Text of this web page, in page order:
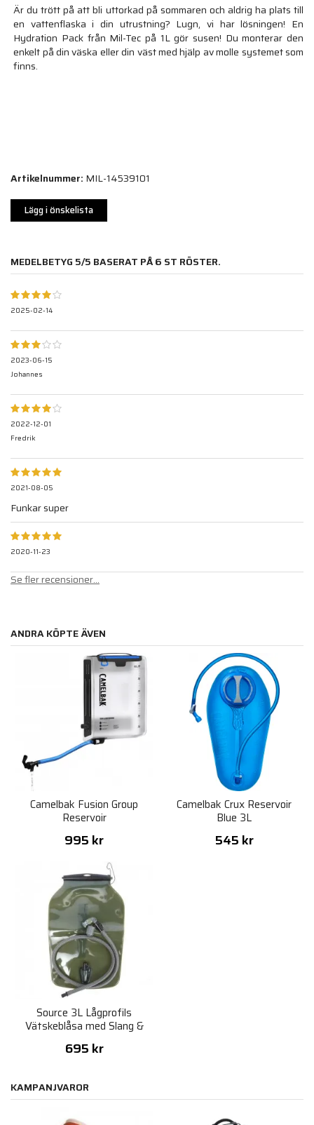
Är du trött på att bli uttorkad på sommaren och aldrig ha plats till
en vattenflaska i din utrustning? Lugn, vi har lösningen! En
Hydration Pack från Mil-Tec på 1L gör susen! Du monterar den
enkelt på din väska eller din väst med hjälp av molle systemet som
finns.
Artikelnummer: MIL-14539101
Lägg i önskelista
MEDELBETYG 5/5 BASERAT PÅ6 ST RÖSTER.
2025-02-14
2023-06-15
Johannes
2022-12-01
Fredrik
2021-08-05
Funkar super
2020-11-23
Se fler recensioner...
ANDRA KÖPTE ÄVEN
Camelbak Fusion Group
Reservoir
995 kr
Camelbak Crux Reservoir
Blue 3L
545 kr
Source 3L Lågprofils
Vätskeblåsa med Slang &
Munstycke
695 kr
KAMPANJVAROR